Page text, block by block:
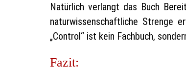
Natürlich verlangt das Buch
naturwissenschaftliche Strenge
„Control“ ist kein Fachbuch,
Fazit: